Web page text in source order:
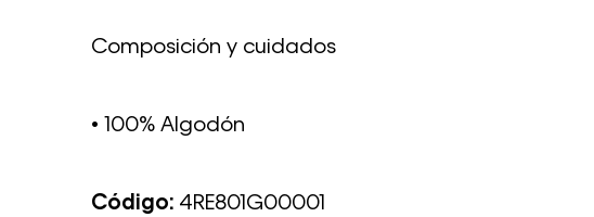
Composición y cuidados
• 100% Algodón
Código: 4RE801G00001